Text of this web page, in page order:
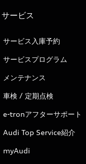
サービス
サービス入庫予約
サービスプログラム
メンテナンス
車検 / 定期点検
e-tronアフターサポート
Audi Top Service紹介
myAudi